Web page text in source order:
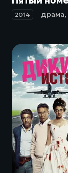
2014 драма,